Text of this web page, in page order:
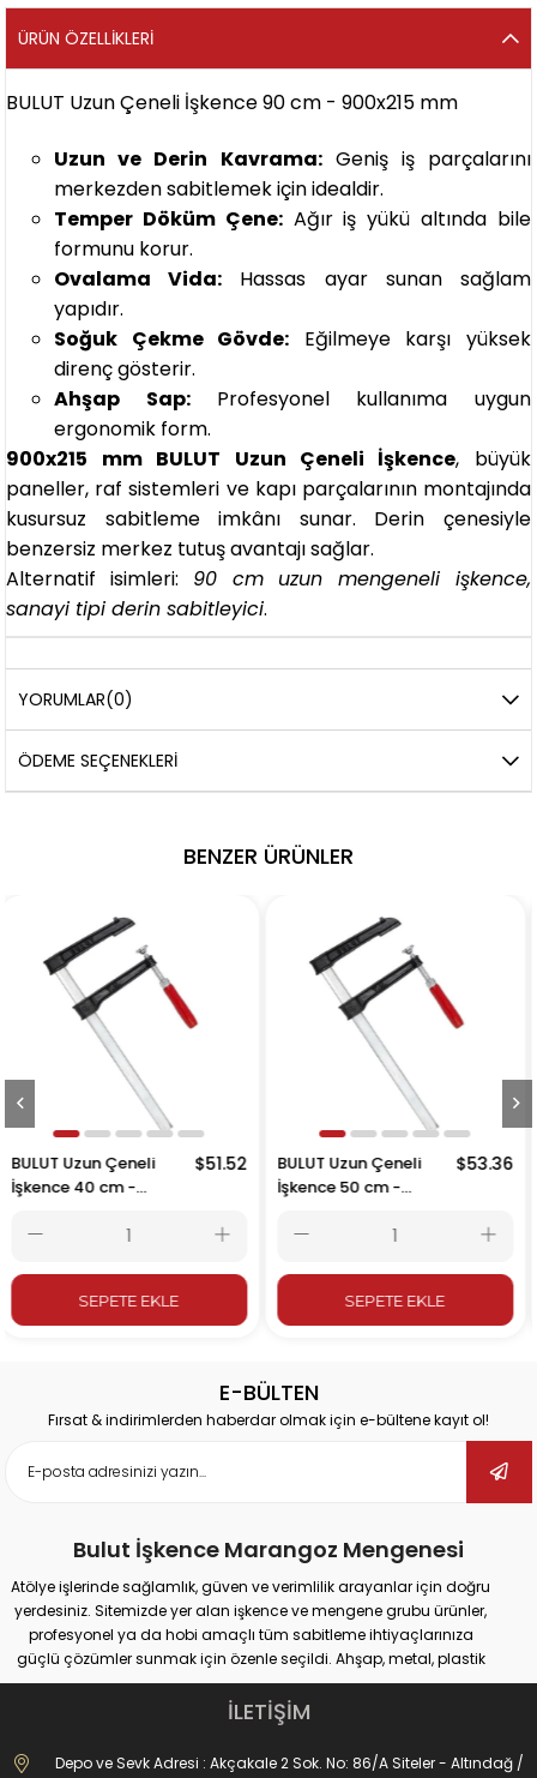
ÜRÜN ÖZELLIKLERI
BULUT Uzun Çeneli İşkence 90 cm - 900x215 mm
Uzun ve Derin Kavrama:Geniş iş parçalarını
merkezden sabitlemek için idealdir.
Temper Döküm Çene:Ağır iş yükü altında bile
formunu korur.
Ovalama Vida: Hassas ayar sunan sağlam
yapıdır.
Soğuk Çekme Gövde: Eğilmeye karşı yüksek
direnç gösterir.
Ahşap Sap:Profesyonel kullanıma uygun
ergonomik form.
900x215 mm BULUT Uzun Çeneli İşkence, büyük
paneller, raf sistemleri ve kapı parçalarının montajında
kusursuz sabitleme imkânı sunar. Derin çenesiyle
benzersiz merkez tutuş avantajı sağlar.
Alternatif isimleri: 90 cm uzun mengeneli işkence,
sanayi tipi derin sabitleyici.
YORUMLAR(0)
ÖDEME SEÇENEKLERI
BENZER ÜRÜNLER
$51.52
BULUT Uzun Çeneli
İşkence 50 cm -
$53.36
BULUT Uzun Çeneli
İşkence 60 cm -
E-BÜLTEN
Fırsat & indirimlerden haberdar olmak için e-bültene kayıt ol!
Bulut İşkence Marangoz Mengenesi
Atölye işlerinde sağlamlık, güven ve verimlilik arayanlar için doğru
yerdesiniz. Sitemizde yer alan işkence ve mengene grubu ürünler,
profesyonel ya da hobi amaçlı tüm sabitleme ihtiyaçlarınıza
güçlü çözümler sunmak için özenle seçildi. Ahşap, metal, plastik
gibi farklı yüzeylerde güvenli tutuş sağlayan ürünlerimiz;
marangozluk, kaynak, delme, montaj ve tamir gibi pek çok alanda
maksimum performans vadediyor.
İster büyük ölçekli sanayi tipi işler yapıyor olun, ister evde basit
İLETİŞİM
Depo ve Sevk Adresi : Akçakale 2 Sok. No: 86/A Siteler - Altındağ /